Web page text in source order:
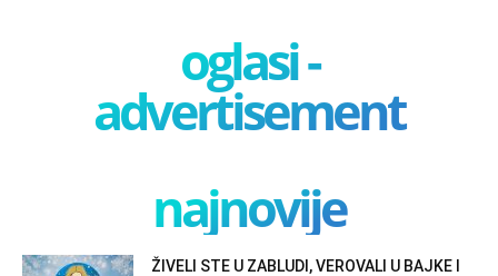
oglasi -
advertisement
najnovije
ŽIVELI STE U ZABLUDI, VEROVALI U BAJKE I